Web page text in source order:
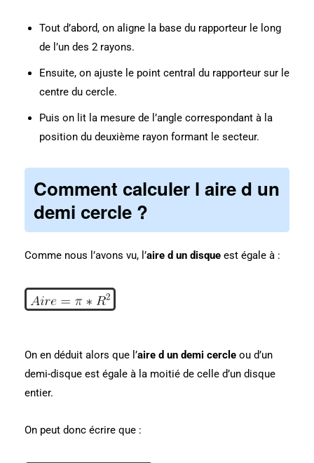
Tout d’abord, on aligne la base du rapporteur le long
de l’un des 2 rayons.
Ensuite, on ajuste le point central du rapporteur sur le
centre du cercle.
Puis on lit la mesure de l’angle correspondant à la
position du deuxième rayon formant le secteur.
Comment calculer l aire d un
demi cercle ?
Comme nous l’avons vu, l’aire d un disque est égale à :
On en déduit alors que l’aire d un demi cercle ou d’un
demi-disque est égale à la moitié de celle d’un disque
entier.
On peut donc écrire que :